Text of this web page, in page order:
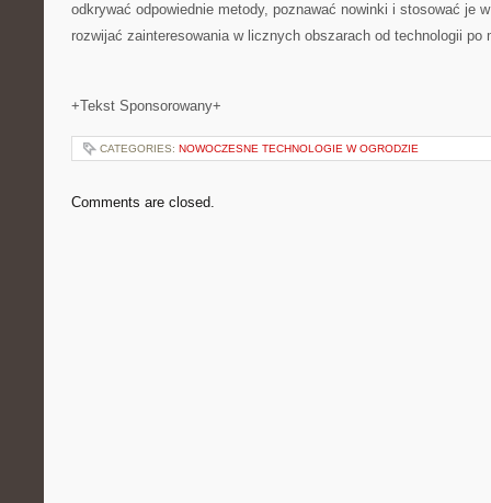
odkrywać odpowiednie metody, poznawać nowinki i stosować je
rozwijać zainteresowania w licznych obszarach od technologii po
+Tekst Sponsorowany+
CATEGORIES: NOWOCZESNE TECHNOLOGIE W OGRODZIE
Comments are closed.